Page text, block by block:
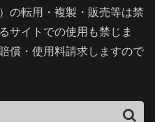
の転用・複製・販売等は禁
サイトでの使用も禁じま
償・使用料請求しますので